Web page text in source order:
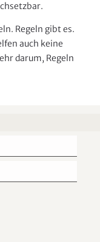
Regeln gibt es.
auch keine
darum, Regeln